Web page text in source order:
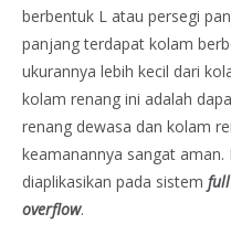
berbentuk L atau persegi
panjang terdapat kolam
ukurannya lebih kecil dari
kolam renang ini adalah
renang dewasa dan kolam
keamanannya sangat
diaplikasikan pada sistem
overflow.